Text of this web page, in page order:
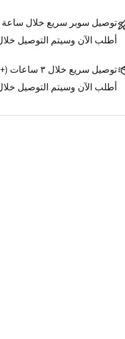
توصيل سوبر سريع خلال ساعة
أطلب الآن وسيتم التوصيل
توصيل سريع خلال ٣ ساعات (+1.500 د.ك.
أطلب الآن وسيتم التوصيل خلال ٣